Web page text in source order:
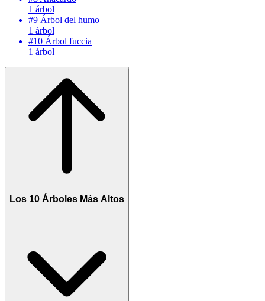
1 árbol
#9 Árbol del humo
1 árbol
#10 Árbol fuccia
1 árbol
Los 10 Árboles Más Altos